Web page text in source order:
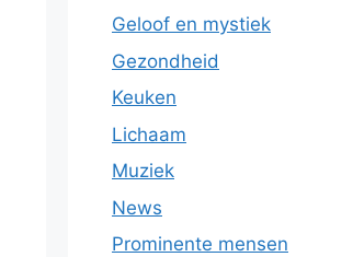
Geloof en mystiek
Gezondheid
Keuken
Lichaam
Muziek
News
Prominente mensen